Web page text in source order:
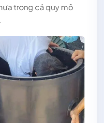
trong cả quy mô